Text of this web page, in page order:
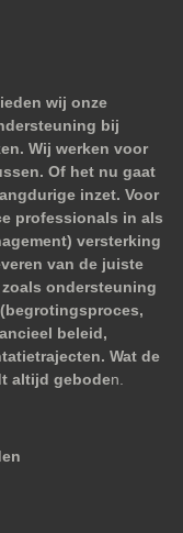
wij onze
bij
Wij werken voor
Of het nu gaat
inzet. Voor
professionals in als
versterking
van de juiste
ondersteuning
beleid,
Wat de
altijd geboden.